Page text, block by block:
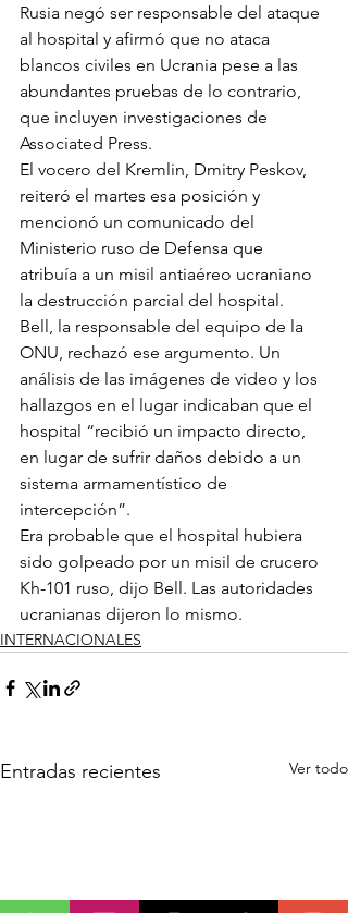
Rusia negó ser responsable del ataque
al hospital y afirmó que no ataca
blancos civiles en Ucrania pese a las
abundantes pruebas de lo contrario,
que incluyen investigaciones de
Associated Press.
El vocero del Kremlin, Dmitry Peskov,
reiteró el martes esa posición y
mencionó un comunicado del
Ministerio ruso de Defensa que
atribuía a un misil antiaéreo ucraniano
la destrucción parcial del hospital.
Bell, la responsable del equipo de la
ONU, rechazó ese argumento. Un
análisis de las imágenes de video y los
hallazgos en el lugar indicaban que el
hospital “recibió un impacto directo,
en lugar de sufrir daños debido a un
sistema armamentístico de
intercepción”.
Era probable que el hospital hubiera
sido golpeado por un misil de crucero
Kh-101 ruso, dijo Bell. Las autoridades
ucranianas dijeron lo mismo.
INTERNACIONALES
Entradas recientes Ver todo